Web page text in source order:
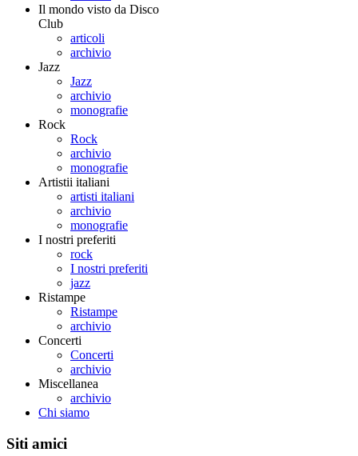
Il mondo visto da Disco
Club
articoli
archivio
Jazz
Jazz
archivio
monografie
Rock
Rock
archivio
monografie
Artistii italiani
artisti italiani
archivio
monografie
I nostri preferiti
rock
I nostri preferiti
jazz
Ristampe
Ristampe
archivio
Concerti
Concerti
archivio
Miscellanea
archivio
Chi siamo
Siti amici